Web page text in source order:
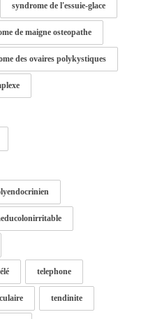
syndrome de l'essuie-glace
de maigne osteopathe
des ovaires polykystiques
telephone
tendinite